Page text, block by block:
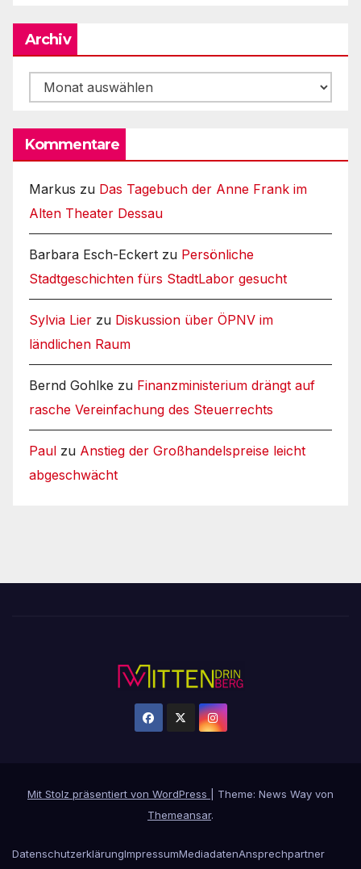
Archiv
Archiv
Kommentare
Markus zu Das Tagebuch der Anne Frank im
Alten Theater Dessau
Barbara Esch-Eckert zu Persönliche
Stadtgeschichten fürs StadtLabor gesucht
Sylvia Lier zu Diskussion über ÖPNV im
ländlichen Raum
Bernd Gohlke zu Finanzministerium drängt auf
rasche Vereinfachung des Steuerrechts
Paul zu Anstieg der Großhandelspreise leicht
abgeschwächt
Mit Stolz präsentiert von WordPress
Theme: News Way von
Themeansar.
DatenschutzerklärungImpressumMediadatenAnsprechpartner